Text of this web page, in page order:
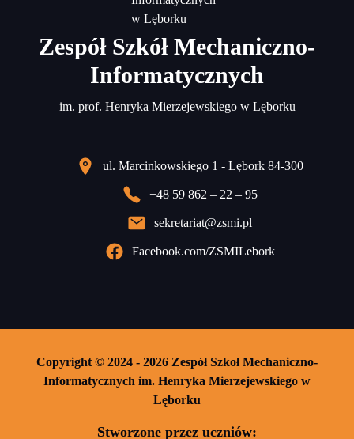
Zespół Szkół Mechaniczno-
Informatycznych
im. prof. Henryka Mierzejewskiego w Lęborku
ul. Marcinkowskiego 1 - Lębork 84-300
+48 59 862 – 22 – 95
sekretariat@zsmi.pl
Facebook.com/ZSMILebork
Copyright © 2024 - 2026 Zespół Szkoł Mechaniczno-
Informatycznych im. Henryka Mierzejewskiego w
Lęborku
Stworzone przez uczniów: